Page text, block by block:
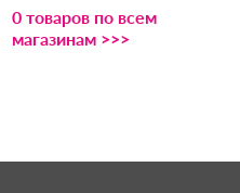
0 товаров по всем
магазинам >>>